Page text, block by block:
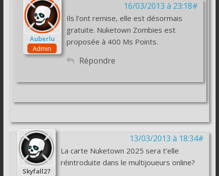
16/03/2013 à 23:18#
Auberlu
Admin
Ils l’ont remise, elle est désormais
gratuite. Nuketown Zombies est
proposée à 400 Ms Points.
Répondre
13/03/2013 à 18:34#
Skyfall27
La carte Nuketown 2025 sera t’elle
réintroduite dans le multijoueurs online?